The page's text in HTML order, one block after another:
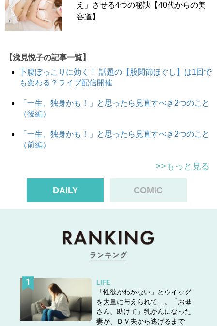
え」させる4つの秘訣【40代からの美
容道】
【浅見悦子の記事一覧】
下腹ぽっこりに効く！ 話題の【股関節ほぐし】は1回で
も変わる？ライブ配信開催
「一生、独身かも！」と思ったら見直すべき2つのこと
（後編）
「一生、独身かも！」と思ったら見直すべき2つのこと
（前編）
>>もっと見る
DAILY COMIC
LIFE
「性欲がわかない」とウイッグ
を大量に与えられて…。「お母
さん、助けて」乳がんになった
妻が、ＤＶ夫から逃げるまで